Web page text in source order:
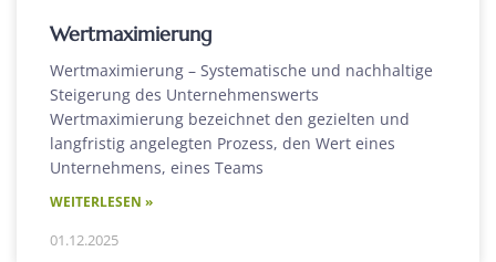
Wertmaximierung
Wertmaximierung – Systematische und nachhaltige
Steigerung des Unternehmenswerts
Wertmaximierung bezeichnet den gezielten und
langfristig angelegten Prozess, den Wert eines
Unternehmens, eines Teams
WEITERLESEN »
01.12.2025